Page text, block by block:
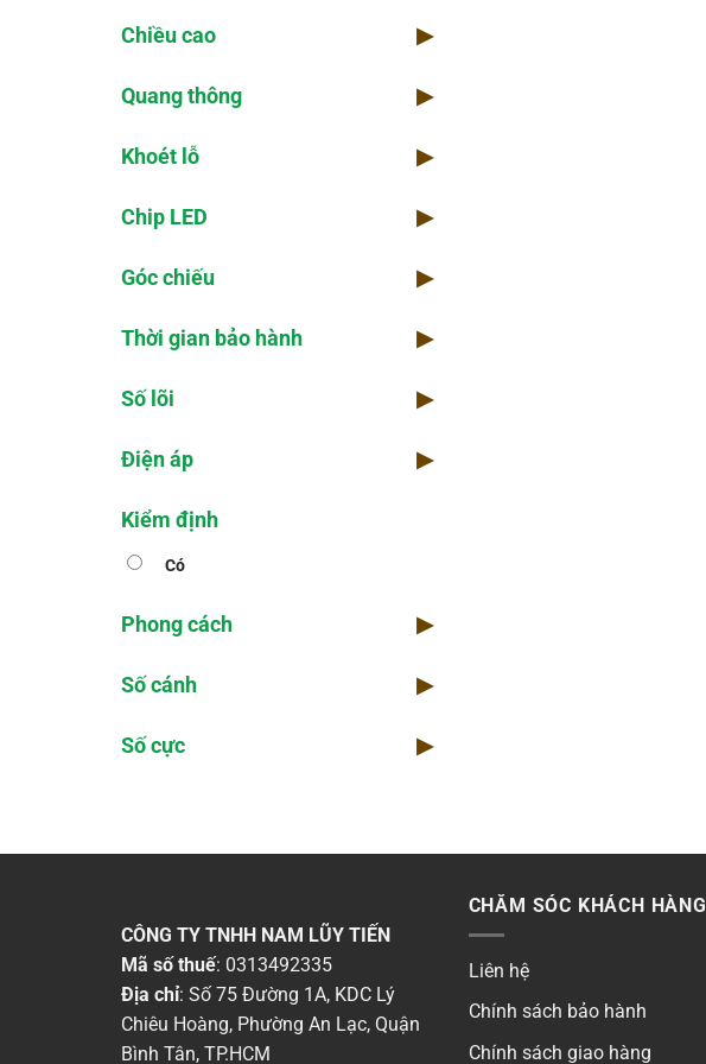
Chiều cao ▶
Quang thông ▶
Khoét lỗ ▶
Chip LED ▶
Góc chiếu ▶
Thời gian bảo hành ▶
Số lõi ▶
Điện áp ▶
Kiểm định
Có
Phong cách ▶
Số cánh ▶
Số cực ▶
CÔNG TY TNHH NAM LŨY TIẾN
Mã số thuế: 0313492335
Địa chỉ: Số 75 Đường 1A, KDC Lý
Chiêu Hoàng, Phường An Lạc, Quận
Bình Tân, TP.HCM
CHĂM SÓC KHÁCH HÀNG
Liên hệ
Chính sách bảo hành
Chính sách giao hàng